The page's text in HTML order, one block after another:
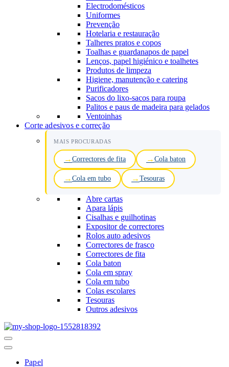
Electrodomésticos
Uniformes
Prevenção
Hotelaria e restauração
Talheres pratos e copos
Toalhas e guardanapos de papel
Lenços, papel higiénico e toalhetes
Produtos de limpeza
Higiene, manutenção e catering
Purificadores
Sacos do lixo-sacos para roupa
Palitos e paus de madeira para gelados
Ventoinhas
Corte adesivos e correção
MAIS PROCURADAS
Correctores de fita Cola baton
Cola em tubo Tesouras
Abre cartas
Apara lápis
Cisalhas e guilhotinas
Expositor de correctores
Rolos auto adesivos
Correctores de frasco
Correctores de fita
Cola baton
Cola em spray
Cola em tubo
Colas escolares
Tesouras
Outros adesivos
Menu
de
Papel